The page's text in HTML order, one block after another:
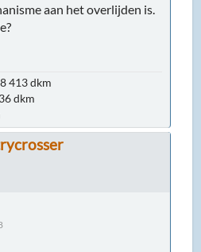
aan het overlijden is.
413 dkm
dkm